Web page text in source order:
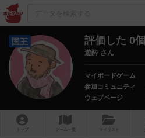
国王 評価した 0個
遊酔 さん
マイボードゲーム
参加コミュニティ
ウェブページ
トップ ゲーム一覧 マイリスト